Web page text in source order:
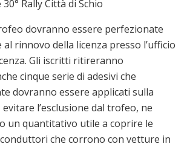
Rally Città di Schio
dovranno essere perfezionate
rinnovo della licenza presso l’ufficio
Gli iscritti ritireranno
cinque serie di adesivi che
dovranno essere applicati sulla
l’esclusione dal trofeo, ne
un quantitativo utile a coprire le
che corrono con vetture in